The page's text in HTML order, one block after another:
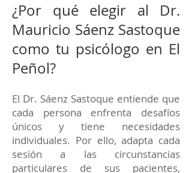
¿Por qué elegir al Dr.
Mauricio Sáenz Sastoque
como tu psicólogo en El
Peñol?
El Dr. Sáenz Sastoque entiende que
cada persona enfrenta desafíos
únicos y tiene necesidades
individuales. Por ello, adapta cada
sesión a las circunstancias
particulares de sus pacientes,